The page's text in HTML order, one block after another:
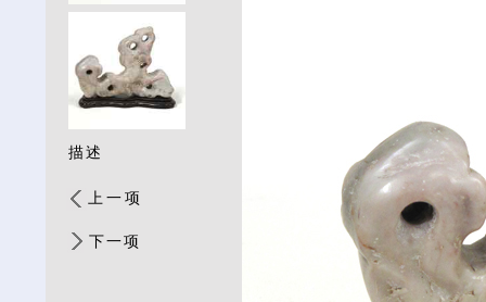
描述
上一项
下一项